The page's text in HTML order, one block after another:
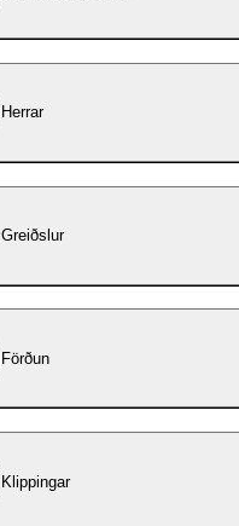
Herrar
Greiðslur
Förðun
Klippingar